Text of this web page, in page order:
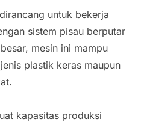
untuk bekerja
sistem pisau berputar
mesin ini mampu
plastik keras maupun
kapasitas produksi